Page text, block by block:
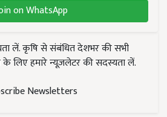
on WhatsApp
लें. कृषि से संबंधित देशभर की सभी
लिए हमारे न्यूज़लेटर की सदस्यता लें.
Newsletters